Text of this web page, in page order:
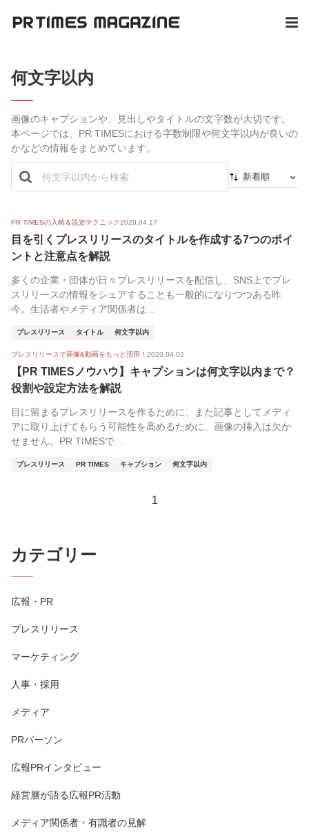
何文字以内
画像のキャプションや、見出しやタイトルの文字数が大切です。
本ページでは、PR TIMESにおける字数制限や何文字以内が良いの
かなどの情報をまとめています。
新着順
人気順
PR TIMESの入稿＆設定テクニック2020.04.17
目を引くプレスリリースのタイトルを作成する7つのポイ
ントと注意点を解説
多くの企業・団体が日々プレスリリースを配信し、SNS上でプレ
スリリースの情報をシェアすることも一般的になりつつある昨
今。生活者やメディア関係者は...
プレスリリース タイトル 何文字以内
プレスリリースで画像&動画をもっと活用！ 2020.04.01
【PR TIMESノウハウ】キャプションは何文字以内まで？
役割や設定方法を解説
目に留まるプレスリリースを作るために、また記事としてメディ
アに取り上げてもらう可能性を高めるために、画像の挿入は欠か
せません。PR TIMESで...
プレスリリース PR TIMES キャプション 何文字以内
1
カテゴリー
広報・PR
プレスリリース
マーケティング
人事・採用
メディア
PRパーソン
広報PRインタビュー
経営層が語る広報PR活動
メディア関係者・有識者の見解